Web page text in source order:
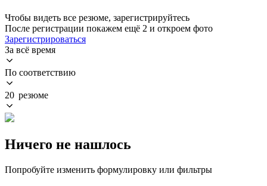
Чтобы видеть все резюме, зарегистрируйтесь
После регистрации покажем ещё 2 и откроем фото
Зарегистрироваться
За всё время
По соответствию
20 резюме
Ничего не нашлось
Попробуйте изменить формулировку или фильтры